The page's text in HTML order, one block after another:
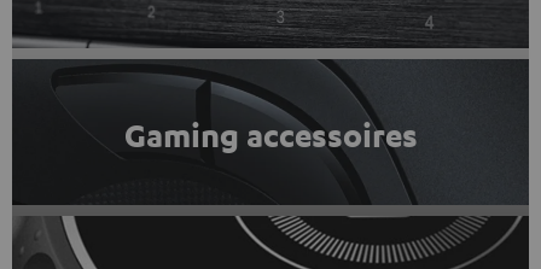
Gaming accessoires